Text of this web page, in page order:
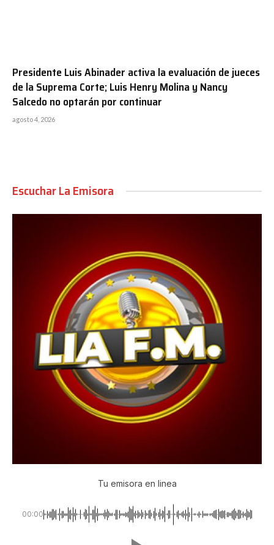
Presidente Luis Abinader activa la evaluación de jueces
de la Suprema Corte; Luis Henry Molina y Nancy
Salcedo no optarán por continuar
agosto 4, 2026
Escuchar La Emisora
Tu emisora en linea
00:00